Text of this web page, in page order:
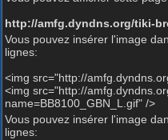
http://amfg.dyndns.org/tiki-
Vous pouvez insérer l'image
lignes:
<img src="http://
<img src="http://
name=BB8100_GBN_L.gif" />
Vous pouvez insérer l'image
lignes: